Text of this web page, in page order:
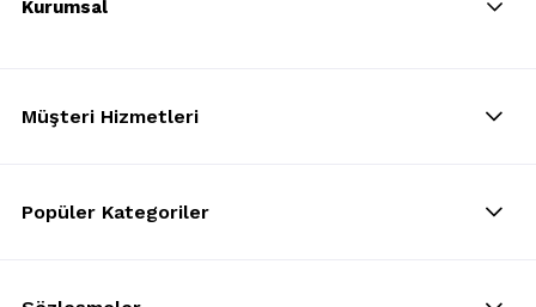
Kurumsal
Müşteri Hizmetleri
Popüler Kategoriler